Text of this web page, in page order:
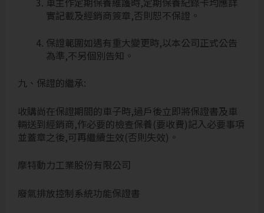
實記載及經銷商簽章,否則恕不保證。
保證範圍如遇有重大變更時,以本公司正式公告
為準,不另個別告知。
九、保證的繼承:
收購尚在保證期間的車子時,過戶後立即將保證書及車
輛送到經銷商,作必要的檢查保養(要收費)記入必要事項
並蓋章之後,可再繼續生效(否則失效)。
摩特動力工業股份有限公司
廢氣排放控制系統功能保證書